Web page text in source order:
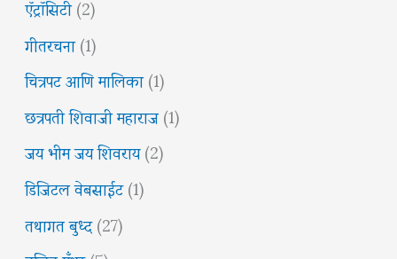
गीतरचना(1)
चित्रपट आणि मालिका(1)
छत्रपती शिवाजी महाराज(1)
जय भीम जय शिवराय(2)
डिजिटल वेबसाईट(1)
तथागत बुध्द(27)